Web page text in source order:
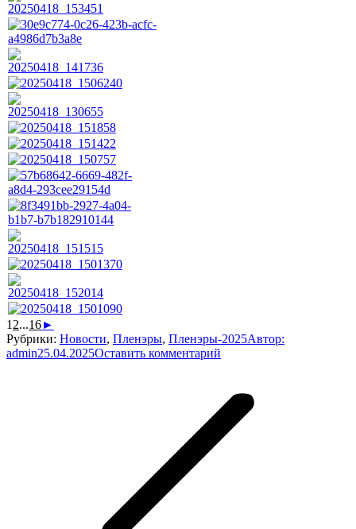
1 2...16►
Рубрики: Новости, Пленэры, Пленэры-2025Автор:
admin25.04.2025Оставить комментарий